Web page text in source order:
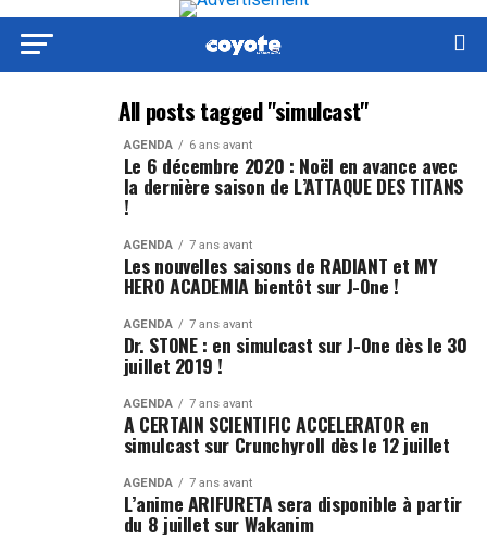
All posts tagged "simulcast"
AGENDA 6 ans avant
Le 6 décembre 2020 : Noël en avance avec
la dernière saison de L’ATTAQUE DES TITANS
!
AGENDA 7 ans avant
Les nouvelles saisons de RADIANT et MY
HERO ACADEMIA bientôt sur J-One !
AGENDA 7 ans avant
Dr. STONE : en simulcast sur J-One dès le 30
juillet 2019 !
AGENDA 7 ans avant
A CERTAIN SCIENTIFIC ACCELERATOR en
simulcast sur Crunchyroll dès le 12 juillet
AGENDA 7 ans avant
L’anime ARIFURETA sera disponible à partir
du 8 juillet sur Wakanim